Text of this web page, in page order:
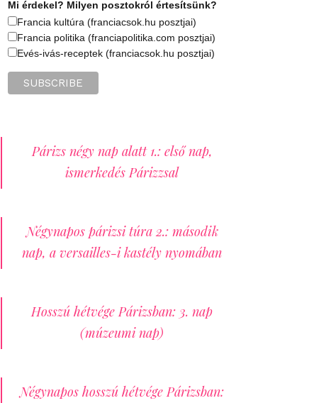
Mi érdekel? Milyen posztokról értesítsünk?
Francia kultúra (franciacsok.hu posztjai)
Francia politika (franciapolitika.com posztjai)
Evés-ivás-receptek (franciacsok.hu posztjai)
Párizs négy nap alatt 1.: első nap,
ismerkedés Párizzsal
Négynapos párizsi túra 2.: második
nap, a versailles-i kastély nyomában
Hosszú hétvége Párizsban: 3. nap
(múzeumi nap)
Négynapos hosszú hétvége Párizsban: